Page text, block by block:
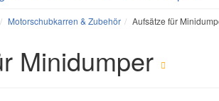
Motorschubkarren & Zubehör Aufsätze für
Minidumper